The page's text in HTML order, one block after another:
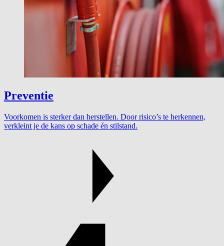
Preventie
Voorkomen is sterker dan herstellen. Door risico’s te herkennen,
verkleint je de kans op schade én stilstand.